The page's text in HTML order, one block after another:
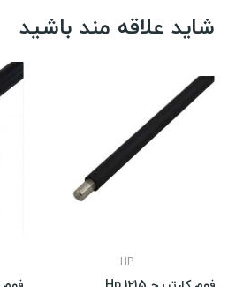
شاید علاقه مند باشید
HP